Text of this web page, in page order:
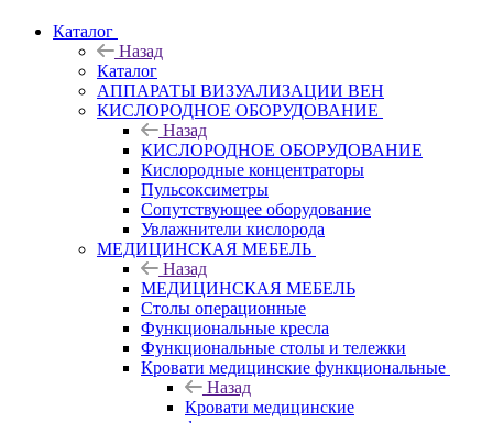
Каталог
Назад
Каталог
АППАРАТЫ ВИЗУАЛИЗАЦИИ ВЕН
КИСЛОРОДНОЕ ОБОРУДОВАНИЕ
Назад
КИСЛОРОДНОЕ ОБОРУДОВАНИЕ
Кислородные концентраторы
Пульсоксиметры
Сопутствующее оборудование
Увлажнители кислорода
МЕДИЦИНСКАЯ МЕБЕЛЬ
Назад
МЕДИЦИНСКАЯ МЕБЕЛЬ
Столы операционные
Функциональные кресла
Функциональные столы и тележки
Кровати медицинские функциональные
Назад
Кровати медицинские